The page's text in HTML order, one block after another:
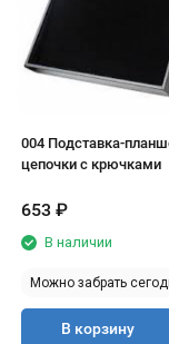
004 Подставка-
цепочки с крючками
653 ₽
В наличии
Можно забрать
В корзину